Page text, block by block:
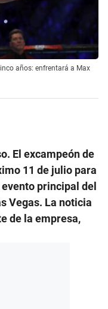
años: enfrentará a Max
El excampeón de
11 de julio para
principal del
Vegas. La noticia
de la empresa,